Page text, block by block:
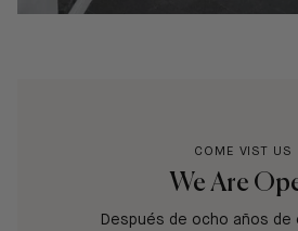
COME VIST US
We Are
Después de ocho años